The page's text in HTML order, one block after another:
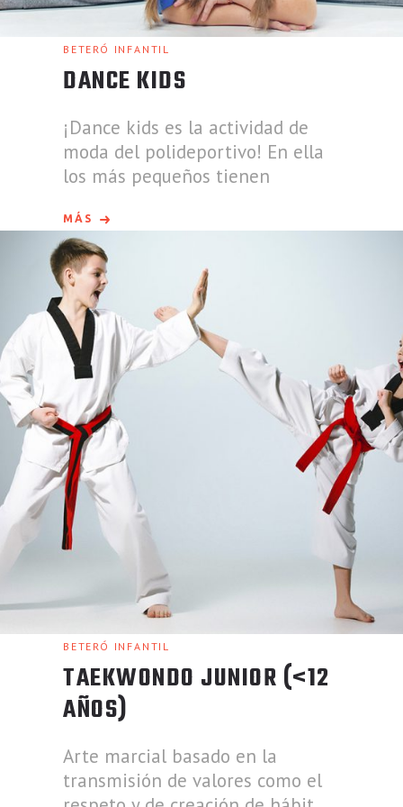
BETERÓ INFANTIL
DANCE KIDS
¡Dance kids es la actividad de
moda del polideportivo! En ella
los más pequeños tienen
MÁS
BETERÓ INFANTIL
TAEKWONDO JUNIOR (<12
AÑOS)
Arte marcial basado en la
transmisión de valores como el